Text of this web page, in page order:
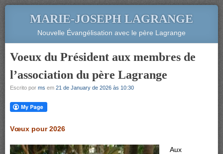
MARIE-JOSEPH LAGRANGE
Nouvelle Évangélisation avec le père Lagrange
Voeux du Président aux membres de
l’association du père Lagrange
Escrito por ms em 21 de January de 2026 às 10:30
Vœux pour 2026
Aux